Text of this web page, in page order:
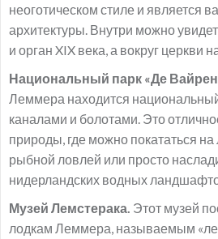
неоготическом стиле и является
архитектуры. Внутри можно
и орган XIX века, а вокруг церкви
Национальный парк «Де
Леммера находится
каналами и болотами. Это
природы, где можно покататься на
рыбной ловлей или просто
нидерландских водных
Музей Лемстерака. Этот музей
лодкам Леммера, называемым